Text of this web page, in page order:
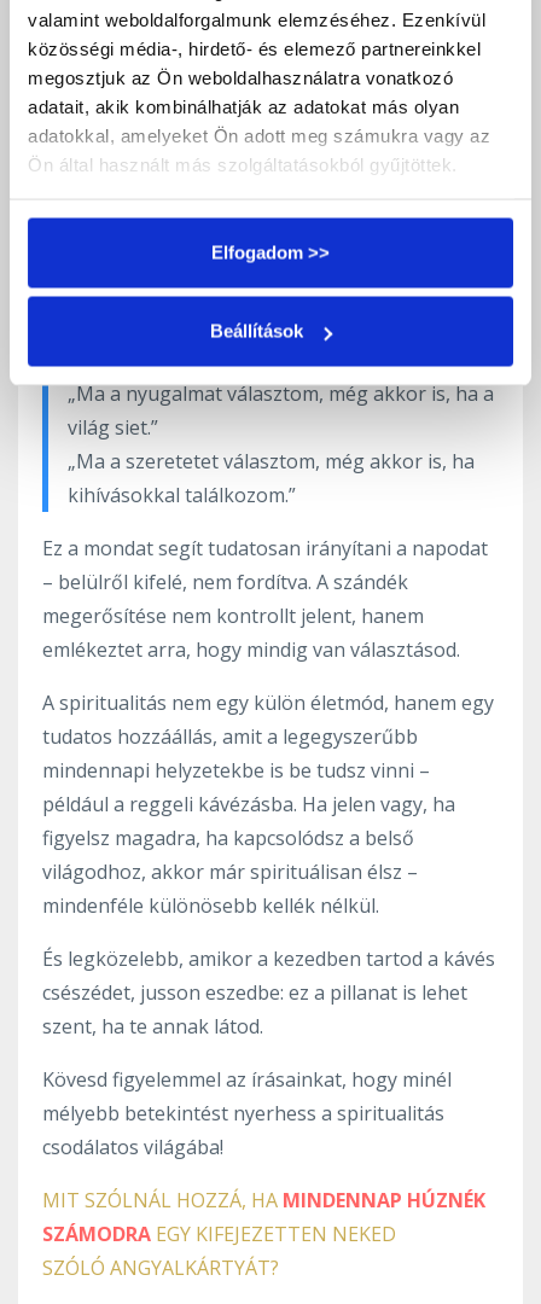
valamint weboldalforgalmunk elemzéséhez. Ezenkívül
közösségi média-, hirdető- és elemező partnereinkkel
megosztjuk az Ön weboldalhasználatra vonatkozó
adatait, akik kombinálhatják az adatokat más olyan
adatokkal, amelyeket Ön adott meg számukra vagy az
Ön által használt más szolgáltatásokból gyűjtöttek.
Elfogadom >>
Beállítások
„Mit üzen nekem ma a lelkem?”
Ne várj azonnali választ – lehet, hogy csak egy
szó, egy érzés vagy egy emlék fog napközben
előbukkanni. A lényeg, hogy nyitva hagyod a
kaput, amin keresztül az inspiráció beérkezhet.
7.Szándékmegerősítés: irányítsd tudatosan a
Végül, mielőtt felállnál az asztaltól, fogalmazz
meg egy egyszerű, de erőteljes szándékot:
„Ma a nyugalmat választom, még akkor is, ha a
világ siet.”
„Ma a szeretetet választom, még akkor is, ha
kihívásokkal találkozom.”
Ez a mondat segít tudatosan irányítani a napodat
– belülről kifelé, nem fordítva. A szándék
megerősítése nem kontrollt jelent, hanem
emlékeztet arra, hogy mindig van választásod.
A spiritualitás nem egy külön életmód, hanem egy
tudatos hozzáállás, amit a legegyszerűbb
mindennapi helyzetekbe is be tudsz vinni –
például a reggeli kávézásba. Ha jelen vagy, ha
figyelsz magadra, ha kapcsolódsz a belső
világodhoz, akkor már spirituálisan élsz –
mindenféle különösebb kellék nélkül.
És legközelebb, amikor a kezedben tartod a kávés
csészédet, jusson eszedbe: ez a pillanat is lehet
szent, ha te annak látod.
Kövesd figyelemmel az írásainkat, hogy minél
mélyebb betekintést nyerhess a spiritualitás
csodálatos világába!
MIT SZÓLNÁL HOZZÁ, HA MINDENNAP HÚZNÉK
SZÁMODRA EGY KIFEJEZETTEN NEKED
SZÓLÓ ANGYALKÁRTYÁT?